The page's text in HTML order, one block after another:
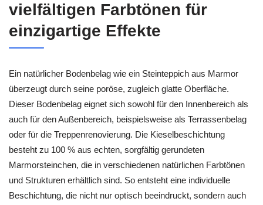
vielfältigen Farbtönen für
einzigartige Effekte
Ein natürlicher Bodenbelag wie ein Steinteppich aus Marmor
überzeugt durch seine poröse, zugleich glatte Oberfläche.
Dieser Bodenbelag eignet sich sowohl für den Innenbereich als
auch für den Außenbereich, beispielsweise als Terrassenbelag
oder für die Treppenrenovierung. Die Kieselbeschichtung
besteht zu 100 % aus echten, sorgfältig gerundeten
Marmorsteinchen, die in verschiedenen natürlichen Farbtönen
und Strukturen erhältlich sind. So entsteht eine individuelle
Beschichtung, die nicht nur optisch beeindruckt, sondern auch